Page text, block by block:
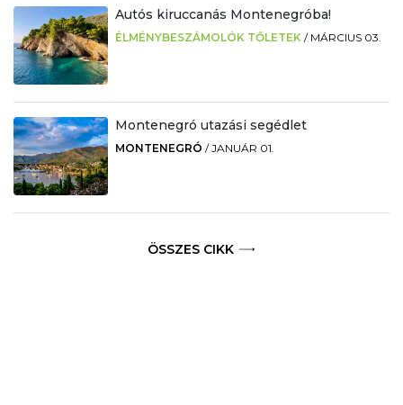
Autós kiruccanás Montenegróba!
ÉLMÉNYBESZÁMOLÓK TŐLETEK / MÁRCIUS 03.
Montenegró utazási segédlet
MONTENEGRÓ /JANUÁR 01.
ÖSSZES CIKK